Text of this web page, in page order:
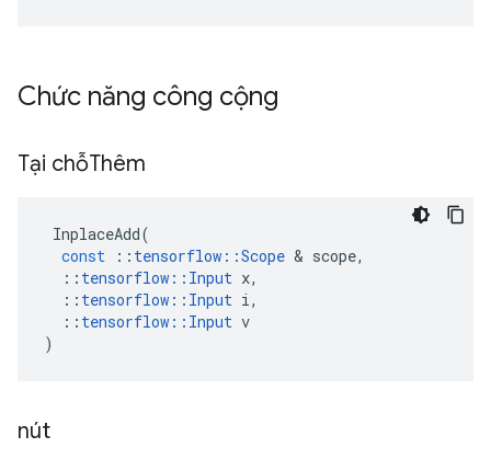
Chức năng công cộng
Tại chỗThêm
InplaceAdd(
const
:: tensorflow ::Scope & scope,
:: tensorflow :: Input x,
:: tensorflow :: Input i,
:: tensorflow :: Input v
)
nút